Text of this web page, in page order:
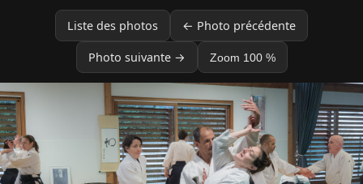
Liste des photos ← Photo précédente
Photo suivante → Zoom 100 %